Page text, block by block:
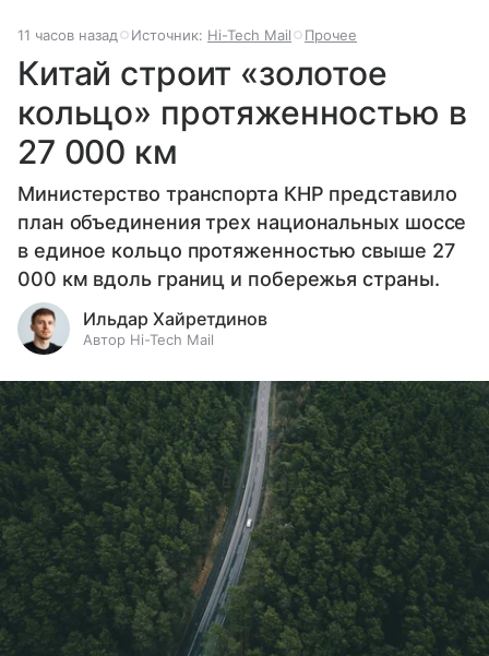
11 часов назад Источник: Hi-Tech Mail Прочее
Китай строит «золотое
кольцо» протяженностью в
27 000 км
Министерство транспорта КНР представило
план объединения трех национальных шоссе
в единое кольцо протяженностью свыше 27
000 км вдоль границ и побережья страны.
Ильдар Хайретдинов
Автор Hi-Tech Mail